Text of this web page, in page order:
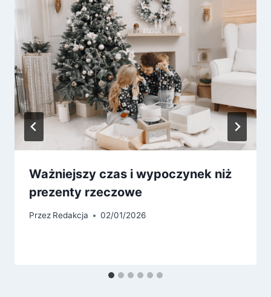
Ważniejszy czas i wypoczynek niż
prezenty rzeczowe
Przez Redakcja 02/01/2026